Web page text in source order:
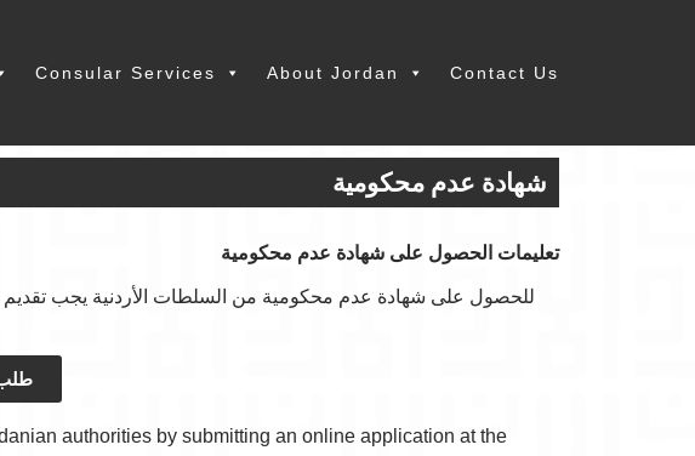
Consular Services About Jordan Contact Us
شهادة عدم محكومية
تعليمات الحصول على شهادة عدم محكومية
للحصول على شهادة عدم محكومية من السلطات الأردنية يجب تقديم
authorities by submitting an online application at the